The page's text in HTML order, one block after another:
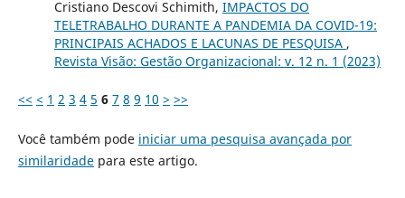
Cristiano Descovi Schimith, IMPACTOS DO
TELETRABALHO DURANTE A PANDEMIA DA COVID-19:
PRINCIPAIS ACHADOS E LACUNAS DE PESQUISA ,
Revista Visão: Gestão Organizacional: v. 12 n. 1 (2023)
<< < 1 2 3 4 5 6 7 8 9 10 > >>
Você também pode iniciar uma pesquisa avançada por
similaridadepara este artigo.